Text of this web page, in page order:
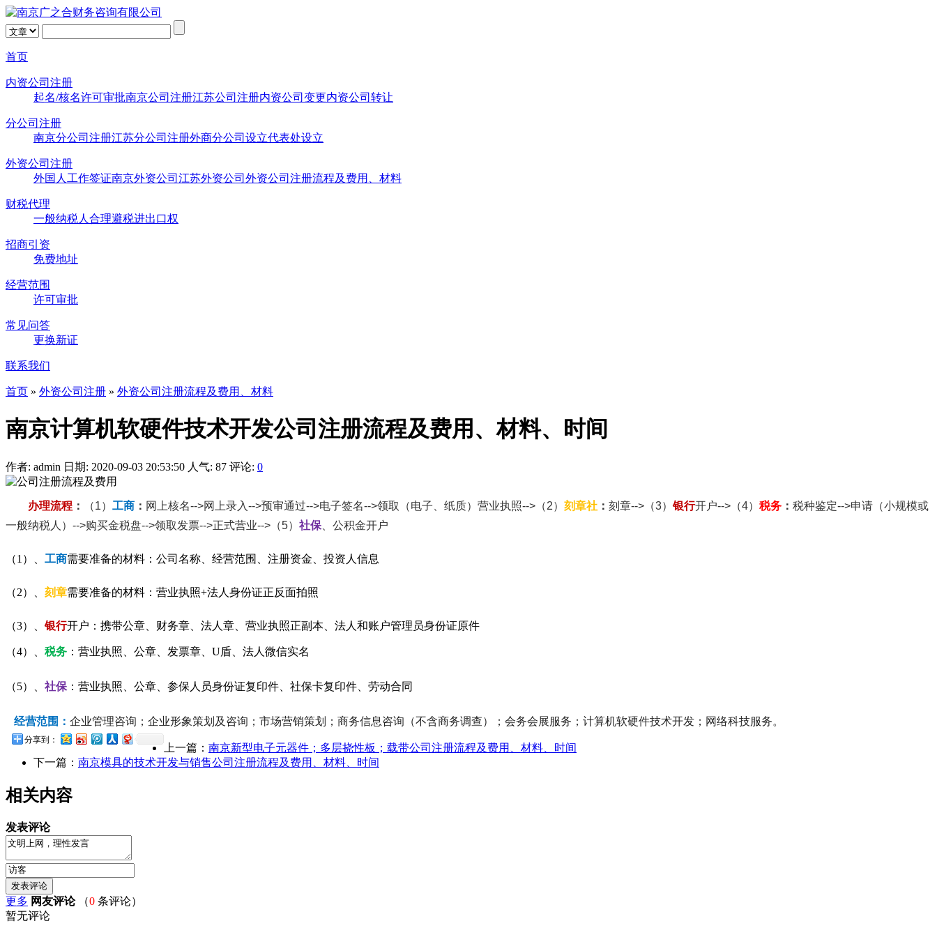
首页
内资公司注册
起名/核名许可审批南京公司注册江苏公司注册内资公司变更内资公司转让
分公司注册
南京分公司注册江苏分公司注册外商分公司设立代表处设立
外资公司注册
外国人工作签证南京外资公司 江苏外资公司 外资公司注册流程及费用、材料
财税代理
一般纳税人 合理避税进出口权
招商引资
免费地址
经营范围
许可审批
常见问答
更换新证
联系我们
首页 » 外资公司注册 » 外资公司注册流程及费用、材料
南京计算机软硬件技术开发公司注册流程及费用、材料、时间
作者: admin 日期: 2020-09-03 20:53:50 人气: 87 评论: 0
办理流程 ： （1） 工商 ： 网上核名-->网上录入-->预审通过-->电子签名-->领取（电子、纸质）营业执照-->（2） 刻章社 ： 刻章-->（3）银行开户-->（4） 税务 ： 税种鉴定-->申请（小规模或
一般纳税人）-->购买金税盘-->领取发票-->正式营业-->（5） 社保 、公积金开户
（1）、 工商需要准备的材料：公司名称、经营范围、注册资金、投资人信息
（2）、 刻章需要准备的材料：营业执照+法人身份证正反面拍照
（3）、银行开户：携带公章、财务章、法人章、营业执照正副本、法人和账户管理员身份证原件
（4）、 税务 ：营业执照、公章、发票章、U盾、法人微信实名
（5）、 社保 ：营业执照、公章、参保人员身份证复印件、社保卡复印件、劳动合同
经营范围： 企业管理咨询；企业形象策划及咨询；市场营销策划；商务信息咨询（不含商务调查）；会务会展服务；计算机软硬件技术开发；网络科技服务。
分享到：
上一篇： 南京新型电子元器件；多层挠性板；载带公司注册流程及费用、材料、时间
下一篇： 南京模具的技术开发与销售公司注册流程及费用、材料、时间
相关内容
发表评论
更多 网友评论（0 条评论）
暂无评论